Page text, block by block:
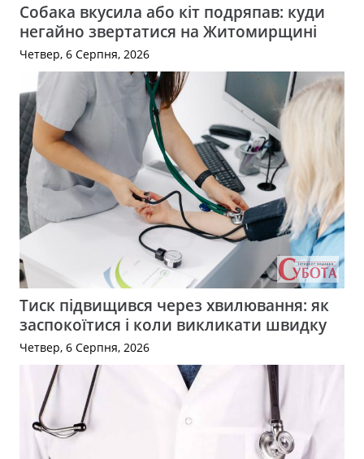
Собака вкусила або кіт подряпав: куди
негайно звертатися на Житомирщині
Четвер, 6 Серпня, 2026
Тиск підвищився через хвилювання: як
заспокоїтися і коли викликати швидку
Четвер, 6 Серпня, 2026